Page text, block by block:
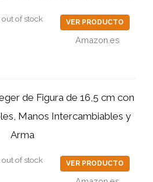
out of stock VER PRODUCTO
Amazon.es
de Figura de 16,5 cm con
Manos Intercambiables y
Arma
out of stock VER PRODUCTO